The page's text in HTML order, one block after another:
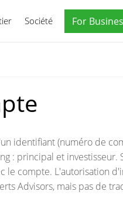
Société For
identifiant (numéro de
: principal et investisseur.
le compte. L'autorisation
Advisors, mais pas de